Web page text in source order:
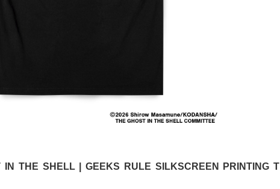
THE SHELL | GEEKS RULE SILKSCREEN PRINTING T